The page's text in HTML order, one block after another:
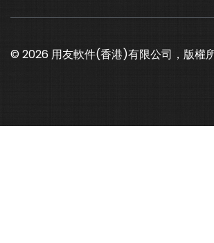
© 2026 用友軟件(香港)有限公司，版權所